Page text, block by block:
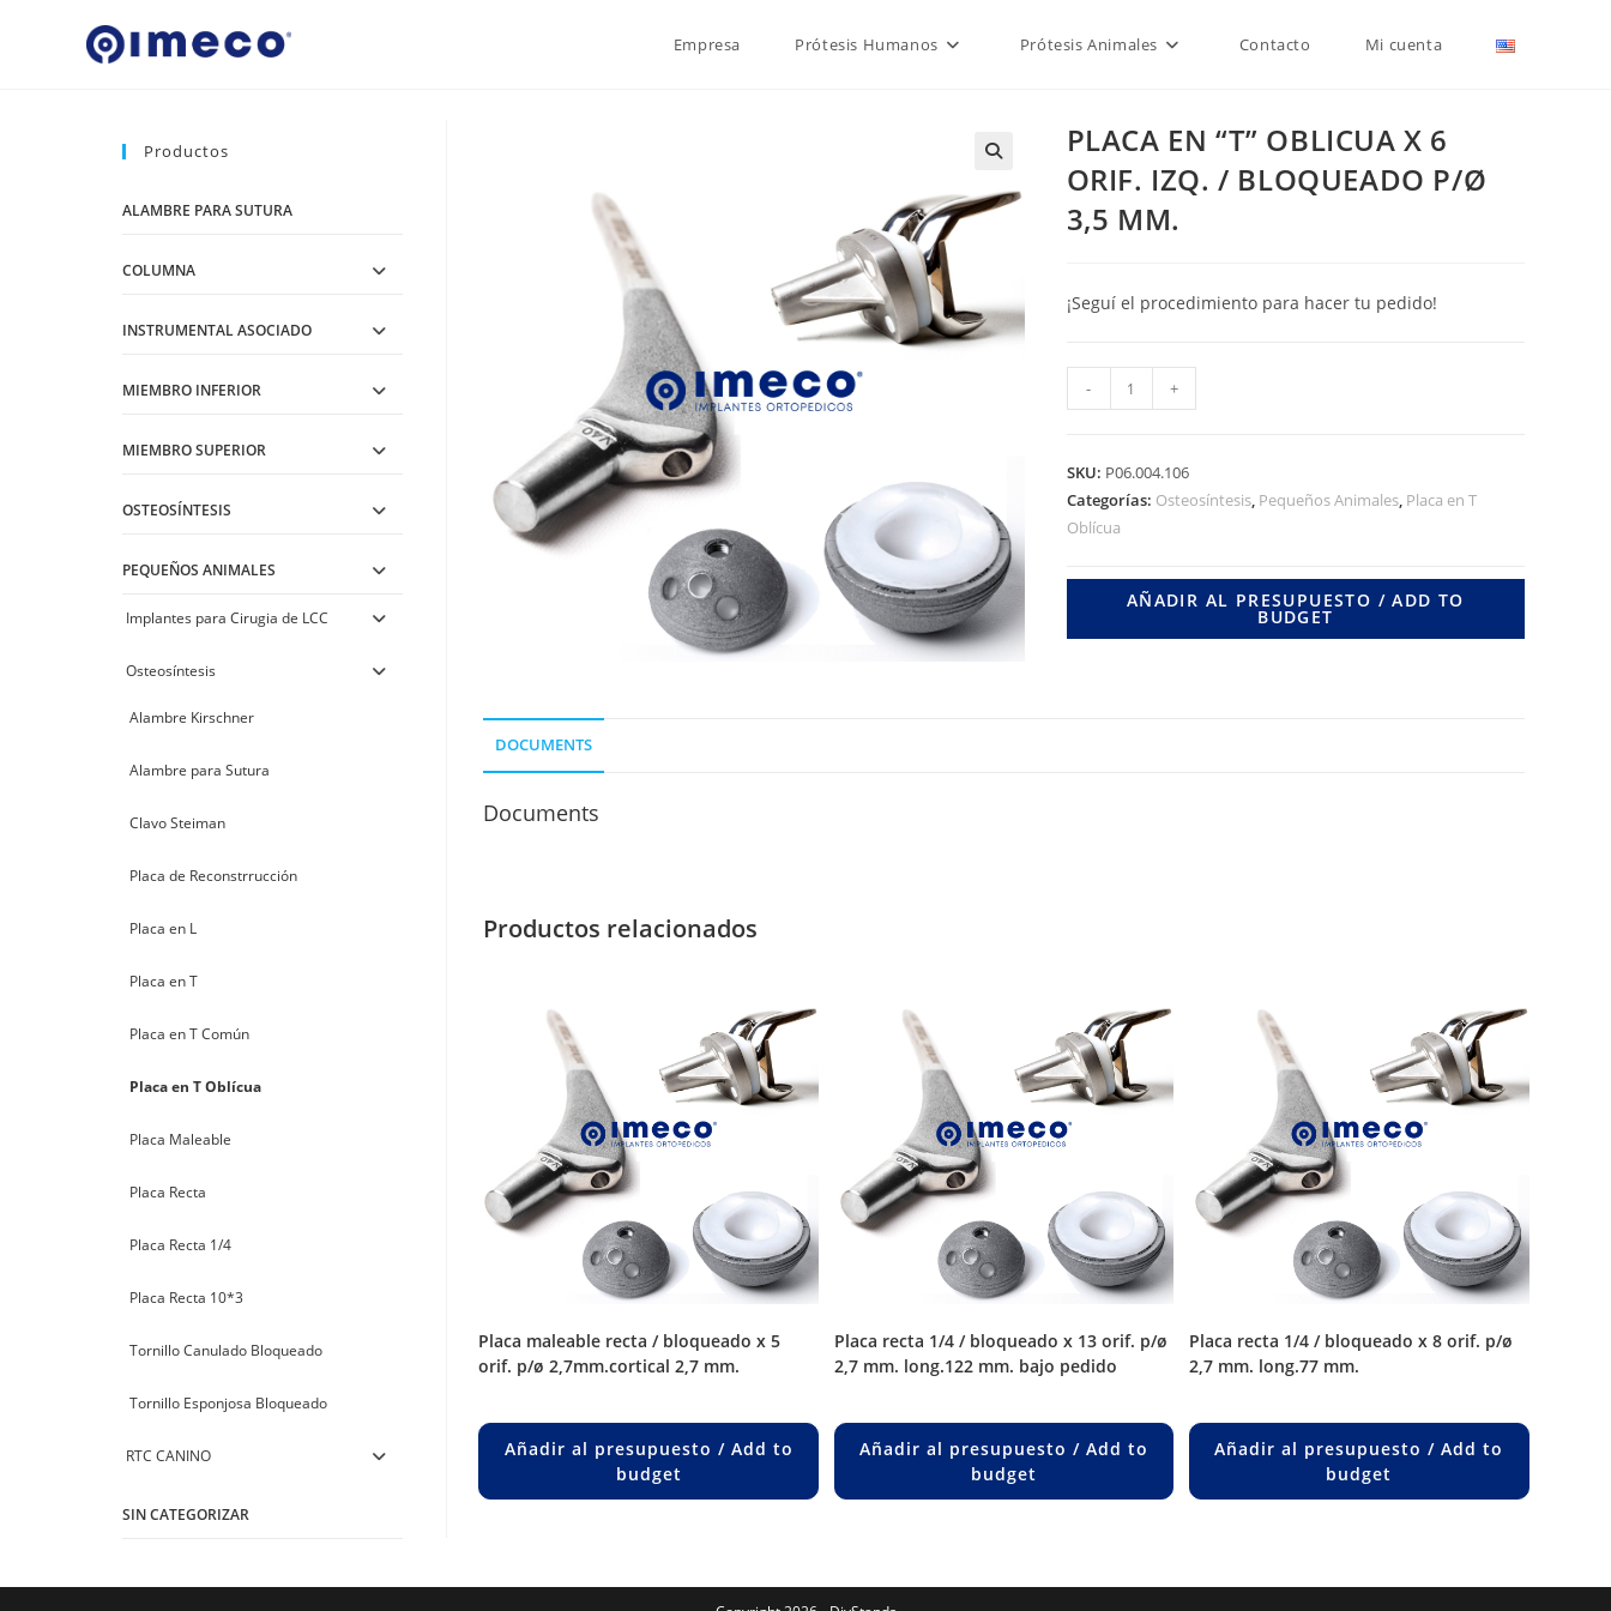
Empresa Prótesis Humanos Prótesis Animales Contacto Mi cuenta
PLACA EN “T” OBLICUA X 6
ORIF. IZQ. / BLOQUEADO P/Ø
3,5 MM.
¡Seguí el procedimiento para hacer tu pedido!
EN
OBLICUA
X
6
- +
SKU: P06.004.106
Categorías: Osteosíntesis, Pequeños Animales, Placa en T
Oblícua
AÑADIR AL PRESUPUESTO / ADD TO
BUDGET
DOCUMENTS
Documents
Productos relacionados
placa maleable recta / bloqueado x 5
orif. p/ø 2,7mm.cortical 2,7 mm.
Añadir al presupuesto / Add to
budget
placa recta 1/4 / bloqueado x 13 orif. p/ø
2,7 mm. long.122 mm. bajo pedido
Añadir al presupuesto / Add to
budget
placa recta 1/4 / bloqueado x 8 orif. p/ø
2,7 mm. long.77 mm.
Añadir al presupuesto / Add to
budget
Productos
ALAMBRE PARA SUTURA
COLUMNA
INSTRUMENTAL ASOCIADO
MIEMBRO INFERIOR
MIEMBRO SUPERIOR
OSTEOSÍNTESIS
PEQUEÑOS ANIMALES
Implantes para Cirugia de LCC
Osteosíntesis
Alambre Kirschner
Alambre para Sutura
Clavo Steiman
Placa de Reconstrrucción
Placa en L
Placa en T
Placa en T Común
Placa en T Oblícua
Placa Maleable
Placa Recta
Placa Recta 1/4
Placa Recta 10*3
Tornillo Canulado Bloqueado
Tornillo Esponjosa Bloqueado
RTC CANINO
SIN CATEGORIZAR